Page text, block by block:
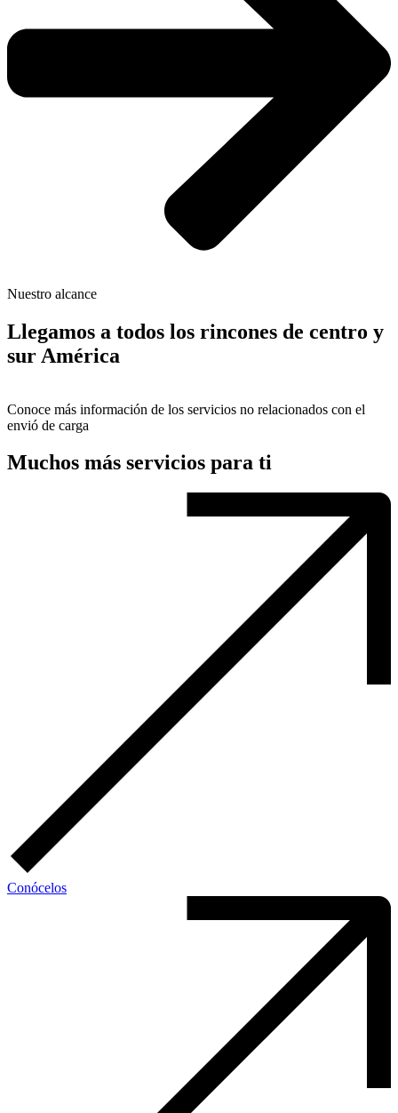
Nuestro alcance
Llegamos a todos los rincones de centro y
sur América
Conoce más información de los servicios no relacionados con el
envió de carga
Muchos más servicios para ti
Conócelos